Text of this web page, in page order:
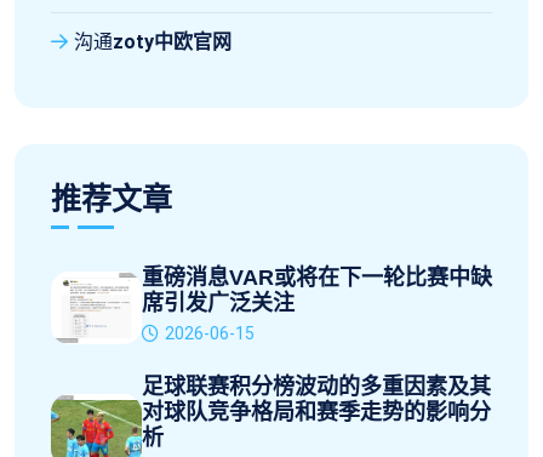
沟通zoty中欧官网
推荐文章
重磅消息VAR或将在下一轮比赛中缺
席引发广泛关注
2026-06-15
足球联赛积分榜波动的多重因素及其
对球队竞争格局和赛季走势的影响分
析